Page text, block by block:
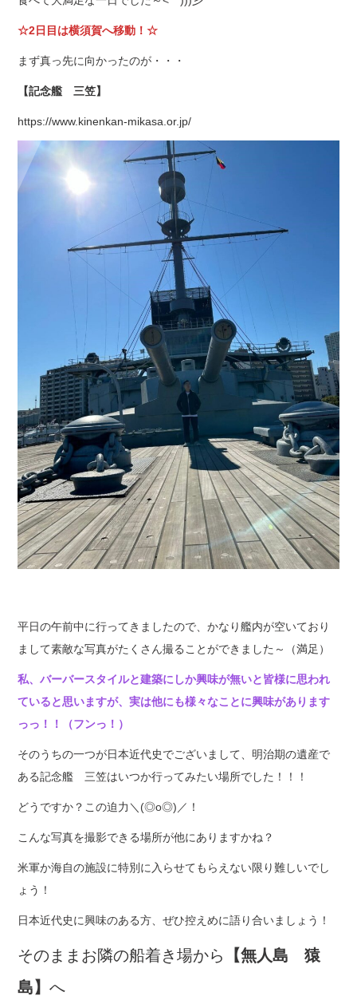
☆2日目は横須賀へ移動！☆
まず真っ先に向かったのが・・・
【記念艦 三笠】
https://www.kinenkan-mikasa.or.jp/
平日の午前中に行ってきましたので、かなり艦内が空いており
まして素敵な写真がたくさん撮ることができました～（満足）
私、バーバースタイルと建築にしか興味が無いと皆様に思われ
ていると思いますが、実は他にも様々なことに興味があります
っっ！！（フンっ！）
そのうちの一つが日本近代史でございまして、明治期の遺産で
ある記念艦 三笠はいつか行ってみたい場所でした！！！
どうですか？この迫力＼(◎o◎)／！
こんな写真を撮影できる場所が他にありますかね？
米軍か海自の施設に特別に入らせてもらえない限り難しいでし
ょう！
日本近代史に興味のある方、ぜひ控えめに語り合いましょう！
そのままお隣の船着き場から
【無人島 猿
島】へ